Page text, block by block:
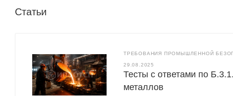
Статьи
ТРЕБОВАНИЯ ПРОМЫШЛЕННОЙ
29.08.2025
Тесты с ответами по
металлов